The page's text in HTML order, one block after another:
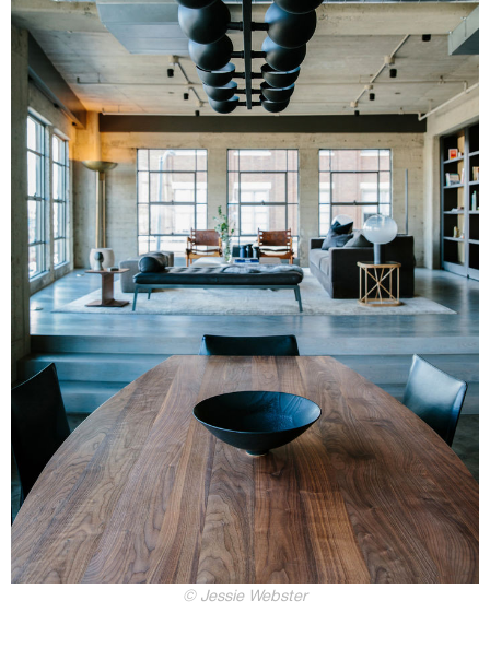
© Jessie Webster